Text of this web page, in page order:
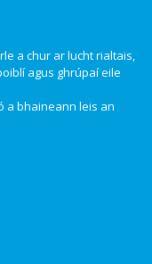
a chur ar lucht rialtais,
agus ghrúpaí eile
a bhaineann leis an